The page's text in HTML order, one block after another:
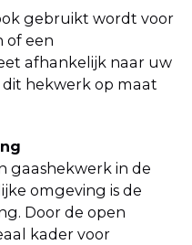
gebruikt wordt voor
of een
afhankelijk naar uw
hekwerk op maat
gaashekwerk in de
omgeving is de
Door de open
kader voor